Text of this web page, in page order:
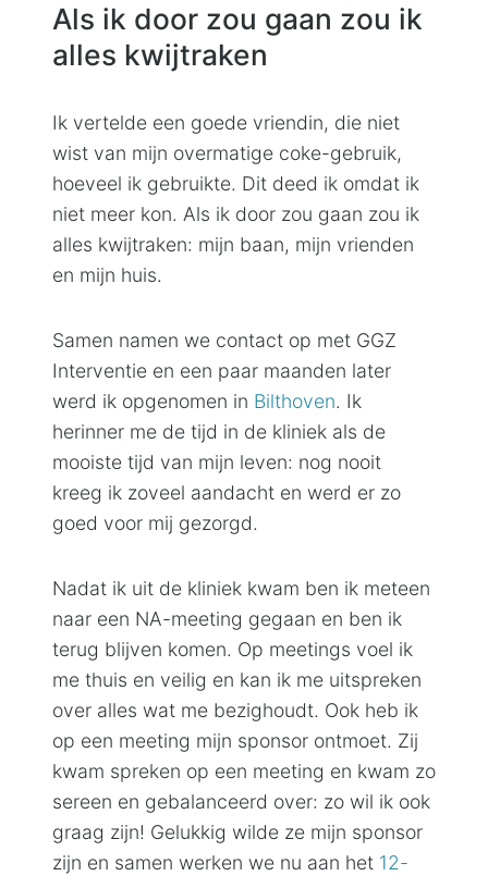
Als ik door zou gaan zou ik
alles kwijtraken
Ik vertelde een goede vriendin, die niet
wist van mijn overmatige coke-gebruik,
hoeveel ik gebruikte. Dit deed ik omdat ik
niet meer kon. Als ik door zou gaan zou ik
alles kwijtraken: mijn baan, mijn vrienden
en mijn huis.
Samen namen we contact op met GGZ
Interventie en een paar maanden later
werd ik opgenomen in Bilthoven. Ik
herinner me de tijd in de kliniek als de
mooiste tijd van mijn leven: nog nooit
kreeg ik zoveel aandacht en werd er zo
goed voor mij gezorgd.
Nadat ik uit de kliniek kwam ben ik meteen
naar een NA-meeting gegaan en ben ik
terug blijven komen. Op meetings voel ik
me thuis en veilig en kan ik me uitspreken
over alles wat me bezighoudt. Ook heb ik
op een meeting mijn sponsor ontmoet. Zij
kwam spreken op een meeting en kwam zo
sereen en gebalanceerd over: zo wil ik ook
graag zijn! Gelukkig wilde ze mijn sponsor
zijn en samen werken we nu aan het 12-